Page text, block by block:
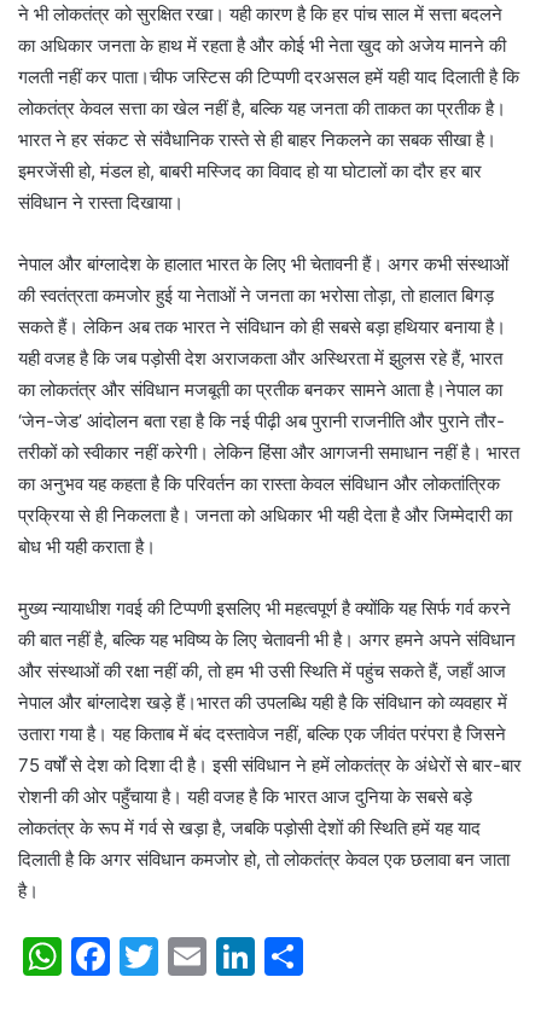
ने भी लोकतंत्र को सुरक्षित रखा। यही कारण है कि हर पांच साल में सत्ता बदलने
का अधिकार जनता के हाथ में रहता है और कोई भी नेता खुद को अजेय मानने की
गलती नहीं कर पाता।चीफ जस्टिस की टिप्पणी दरअसल हमें यही याद दिलाती है कि
लोकतंत्र केवल सत्ता का खेल नहीं है, बल्कि यह जनता की ताकत का प्रतीक है।
भारत ने हर संकट से संवैधानिक रास्ते से ही बाहर निकलने का सबक सीखा है।
इमरजेंसी हो, मंडल हो, बाबरी मस्जिद का विवाद हो या घोटालों का दौर हर बार
संविधान ने रास्ता दिखाया।
नेपाल और बांग्लादेश के हालात भारत के लिए भी चेतावनी हैं। अगर कभी संस्थाओं
की स्वतंत्रता कमजोर हुई या नेताओं ने जनता का भरोसा तोड़ा, तो हालात बिगड़
सकते हैं। लेकिन अब तक भारत ने संविधान को ही सबसे बड़ा हथियार बनाया है।
यही वजह है कि जब पड़ोसी देश अराजकता और अस्थिरता में झुलस रहे हैं, भारत
का लोकतंत्र और संविधान मजबूती का प्रतीक बनकर सामने आता है।नेपाल का
‘जेन-जेड’ आंदोलन बता रहा है कि नई पीढ़ी अब पुरानी राजनीति और पुराने तौर-
तरीकों को स्वीकार नहीं करेगी। लेकिन हिंसा और आगजनी समाधान नहीं है। भारत
का अनुभव यह कहता है कि परिवर्तन का रास्ता केवल संविधान और लोकतांत्रिक
प्रक्रिया से ही निकलता है। जनता को अधिकार भी यही देता है और जिम्मेदारी का
बोध भी यही कराता है।
मुख्य न्यायाधीश गवई की टिप्पणी इसलिए भी महत्वपूर्ण है क्योंकि यह सिर्फ गर्व करने
की बात नहीं है, बल्कि यह भविष्य के लिए चेतावनी भी है। अगर हमने अपने संविधान
और संस्थाओं की रक्षा नहीं की, तो हम भी उसी स्थिति में पहुंच सकते हैं, जहाँ आज
नेपाल और बांग्लादेश खड़े हैं।भारत की उपलब्धि यही है कि संविधान को व्यवहार में
उतारा गया है। यह किताब में बंद दस्तावेज नहीं, बल्कि एक जीवंत परंपरा है जिसने
75 वर्षों से देश को दिशा दी है। इसी संविधान ने हमें लोकतंत्र के अंधेरों से बार-बार
रोशनी की ओर पहुँचाया है। यही वजह है कि भारत आज दुनिया के सबसे बड़े
लोकतंत्र के रूप में गर्व से खड़ा है, जबकि पड़ोसी देशों की स्थिति हमें यह याद
दिलाती है कि अगर संविधान कमजोर हो, तो लोकतंत्र केवल एक छलावा बन जाता
है।
W F
T
E
Li